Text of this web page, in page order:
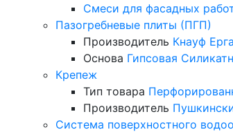
Смеси для фасадных
Пазогребневые плиты (ПГП)
Производитель Кнауф
Основа Гипсовая
Крепеж
Тип товара
Производитель
Система поверхностного